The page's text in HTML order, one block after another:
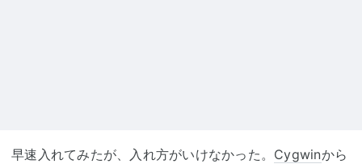
早速入れてみたが、入れ方がいけなかった。 Cygwinから